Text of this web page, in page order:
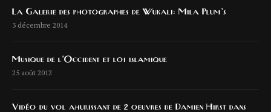
La Galerie des photographes de Wukali: Mila Plum’s
3 décembre 2014
Musique de l’Occident et loi islamique
25 août 2012
Vidéo du vol ahurissant de 2 oeuvres de Damien Hirst dans